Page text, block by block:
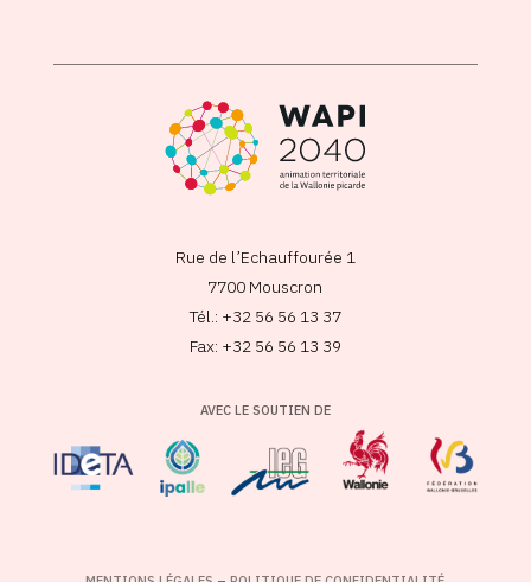
Rue de l’Echauffourée 1
7700 Mouscron
Tél.: +32 56 56 13 37
Fax: +32 56 56 13 39
AVEC LE SOUTIEN DE